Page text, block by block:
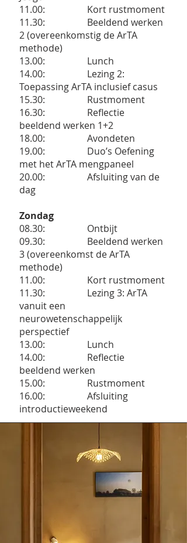
11.00: Kort rustmoment
11.30: Beeldend werken
2 (overeenkomstig de ArTA
methode)
13.00: Lunch
14.00: Lezing 2:
Toepassing ArTA inclusief casus
15.30: Rustmoment
16.30: Reflectie
beeldend werken 1+2
18.00: Avondeten
19.00: Duo’s Oefening
met het ArTA mengpaneel
20.00: Afsluiting van de
dag
Zondag
08.30: Ontbijt
09.30: Beeldend werken
3 (overeenkomst de ArTA
methode)
11.00: Kort rustmoment
11.30: Lezing 3: ArTA
vanuit een
neurowetenschappelijk
perspectief
13.00: Lunch
14.00: Reflectie
beeldend werken
15.00: Rustmoment
16.00: Afsluiting
introductieweekend